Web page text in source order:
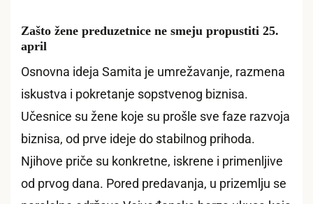
Zašto žene preduzetnice ne smeju propustiti 25.
april
Osnovna ideja Samita je umrežavanje, razmena
iskustva i pokretanje sopstvenog biznisa.
Učesnice su žene koje su prošle sve faze razvoja
biznisa, od prve ideje do stabilnog prihoda.
Njihove priče su konkretne, iskrene i primenljive
od prvog dana. Pored predavanja, u prizemlju se